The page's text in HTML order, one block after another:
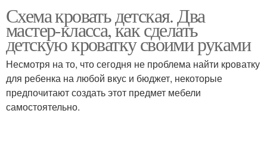
Схема кровать детская. Два
мастер-класса, как сделать
детскую кроватку своими руками
Несмотря на то, что сегодня не проблема найти кроватку
для ребенка на любой вкус и бюджет, некоторые
предпочитают создать этот предмет мебели
самостоятельно.